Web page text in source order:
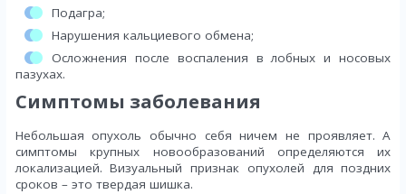
Подагра;
Нарушения кальциевого обмена;
Осложнения после воспаления в лобных и носовых
пазухах.
Симптомы заболевания
Небольшая опухоль обычно себя ничем не проявляет. А
симптомы крупных новообразований определяются их
локализацией. Визуальный признак опухолей для поздних
сроков – это твердая шишка.